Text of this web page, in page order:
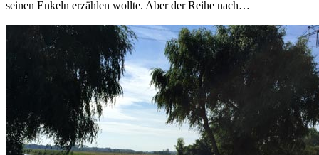
seinen Enkeln erzählen wollte. Aber der Reihe nach…